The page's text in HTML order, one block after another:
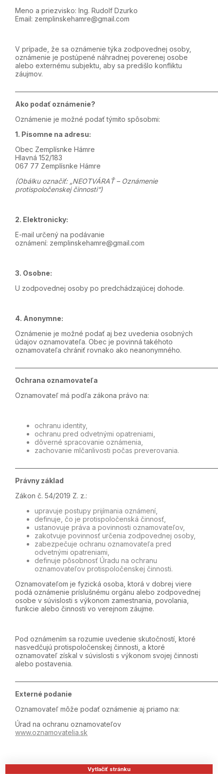
Meno a priezvisko:Ing. Rudolf Dzurko
Email: zemplinskehamre@gmail.com
V prípade, že sa oznámenie týka zodpovednej osoby,
oznámenie je postúpené náhradnej poverenej osobe
alebo externému subjektu, aby sa predišlo konfliktu
záujmov.
Ako podať oznámenie?
Oznámenie je možné podať týmito spôsobmi:
1. Písomne na adresu:
Obec Zemplísnke Hámre
Hlavná 152/183
067 77 Zemplísnke Hámre
(Obálku označiť: „NEOTVÁRAŤ – Oznámenie
protispoločenskej činnosti“)
2. Elektronicky:
E-mail určený na podávanie
oznámení: zemplinskehamre@gmail.com
3. Osobne:
U zodpovednej osoby po predchádzajúcej dohode.
4. Anonymne:
Oznámenie je možné podať aj bez uvedenia osobných
údajov oznamovateľa. Obec je povinná takéhoto
oznamovateľa chrániť rovnako ako neanonymného.
Ochrana oznamovateľa
Oznamovateľ má podľa zákona právo na:
ochranu identity,
ochranu pred odvetnými opatreniami,
dôverné spracovanie oznámenia,
zachovanie mlčanlivosti počas preverovania.
Právny základ
Zákon č. 54/2019 Z. z.:
upravuje postupy prijímania oznámení,
definuje, čo je protispoločenská činnosť,
ustanovuje práva a povinnosti oznamovateľov,
zakotvuje povinnosť určenia zodpovednej osoby,
zabezpečuje ochranu oznamovateľa pred
odvetnými opatreniami,
definuje pôsobnosť Úradu na ochranu
oznamovateľov protispoločenskej činnosti.
Oznamovateľom je fyzická osoba, ktorá v dobrej viere
podá oznámenie príslušnému orgánu alebo zodpovednej
osobe v súvislosti s výkonom zamestnania, povolania,
funkcie alebo činnosti vo verejnom záujme.
Pod oznámením sa rozumie uvedenie skutočností, ktoré
nasvedčujú protispoločenskej činnosti, a ktoré
oznamovateľ získal v súvislosti s výkonom svojej činnosti
alebo postavenia.
Externé podanie
Oznamovateľ môže podať oznámenie aj priamo na:
Úrad na ochranu oznamovateľov
www.oznamovatelia.sk
Vytlačiť stránku